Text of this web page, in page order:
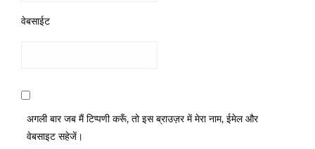
वेबसाईट
अगली बार जब मैं टिप्पणी करूँ, तो इस ब्राउज़र में मेरा नाम, ईमेल और
वेबसाइट सहेजें।